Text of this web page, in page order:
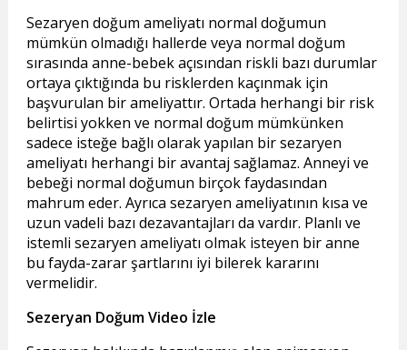
Sezaryen doğum ameliyatı normal doğumun
mümkün olmadığı hallerde veya normal doğum
sırasında anne-bebek açısından riskli bazı durumlar
ortaya çıktığında bu risklerden kaçınmak için
başvurulan bir ameliyattır. Ortada herhangi bir risk
belirtisi yokken ve normal doğum mümkünken
sadece isteğe bağlı olarak yapılan bir sezaryen
ameliyatı herhangi bir avantaj sağlamaz. Anneyi ve
bebeği normal doğumun birçok faydasından
mahrum eder. Ayrıca sezaryen ameliyatının kısa ve
uzun vadeli bazı dezavantajları da vardır. Planlı ve
istemli sezaryen ameliyatı olmak isteyen bir anne
bu fayda-zarar şartlarını iyi bilerek kararını
vermelidir.
Sezeryan Doğum Video İzle